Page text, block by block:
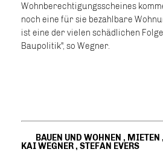
Wohnberechtigungsscheines
noch eine für sie bezahlbare
ist eine der vielen schädlichen
Baupolitik", so Wegner.
BAUEN UND WOHNEN , MIETEN ,
KAI WEGNER, STEFAN EVERS